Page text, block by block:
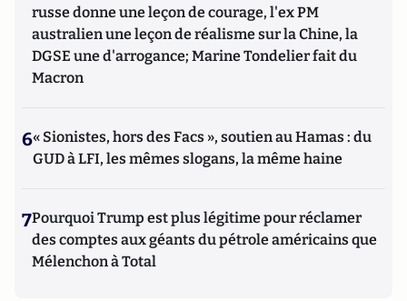
russe donne une leçon de courage, l'ex PM
australien une leçon de réalisme sur la Chine, la
DGSE une d'arrogance; Marine Tondelier fait du
Macron
6« Sionistes, hors des Facs », soutien au Hamas : du
GUD à LFI, les mêmes slogans, la même haine
7Pourquoi Trump est plus légitime pour réclamer
des comptes aux géants du pétrole américains que
Mélenchon à Total